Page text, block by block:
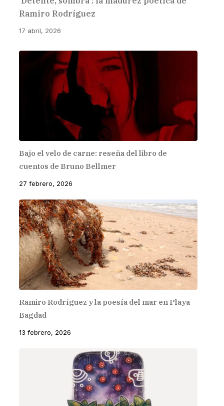
Ramiro Rodríguez
17 abril, 2026
Bajo el velo de carne: reseña del libro de
cuentos de Bruno Bellmer
27 febrero, 2026
Ramiro Rodríguez y la poesía del mar en Playa
Bagdad
13 febrero, 2026